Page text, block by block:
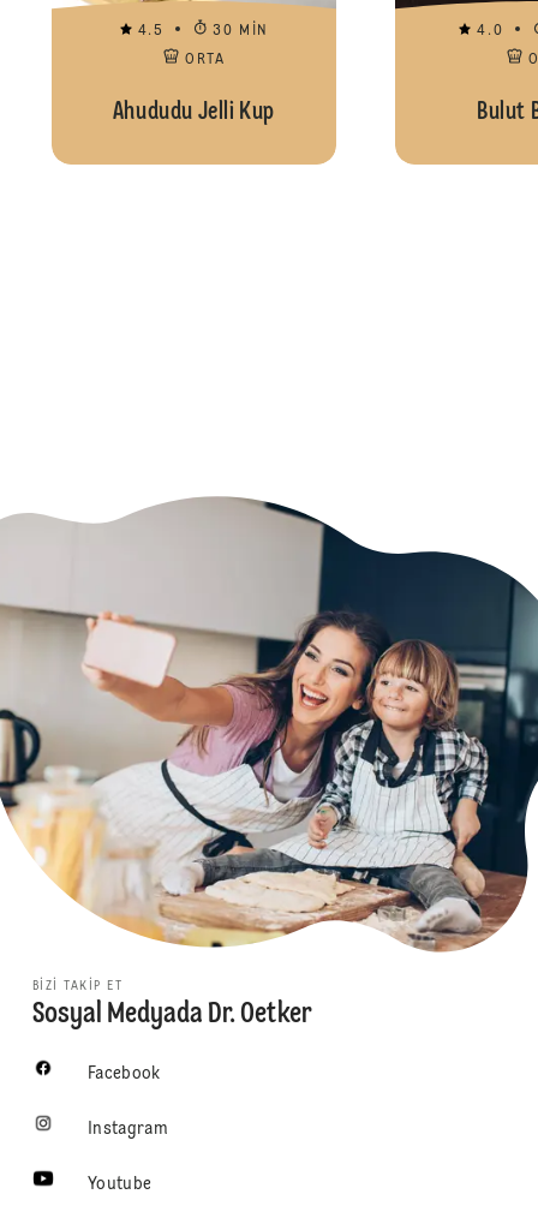
4.5
30 MIN
ORTA
Ahududu Jelli Kup
4.0
Bulut
BIZI TAKIP ET
Sosyal Medyada Dr. Oetker
Facebook
Instagram
Youtube